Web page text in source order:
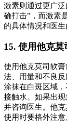
激素则通过更广
确打击”，而激素
的具体情况和医生
15. 使用他克
使用他克莫司软
法、用量和不良
涂抹在白斑区域
接触水。如果出
并咨询医生。他
使用时要格外注意